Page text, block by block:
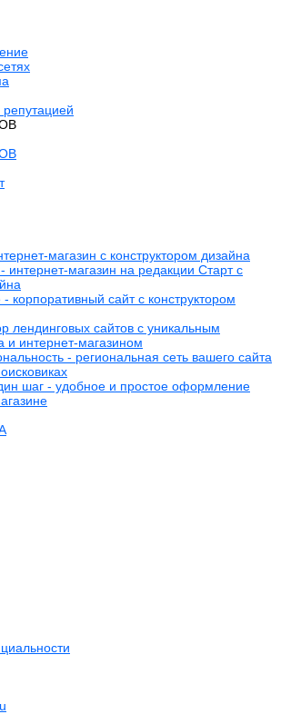
магазин с конструктором дизайна
интернет-магазин на редакции Старт с
корпоративный сайт с конструктором
лендинговых сайтов с уникальным
и интернет-магазином
- региональная сеть вашего сайта
шаг - удобное и простое оформление